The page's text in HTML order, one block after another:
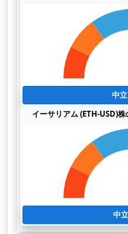
中
イーサリアム (ETH-USD)
中